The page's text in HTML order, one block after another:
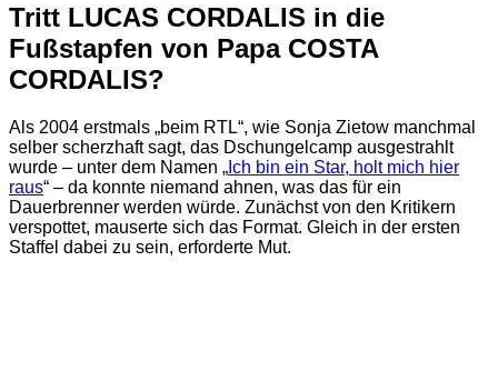
Tritt LUCAS CORDALIS in die
Fußstapfen von Papa COSTA
CORDALIS?
Als 2004 erstmals „beim RTL“, wie Sonja Zietow manchmal
selber scherzhaft sagt, das Dschungelcamp ausgestrahlt
wurde – unter dem Namen „ Ich bin ein Star, holt mich hier
raus“ – da konnte niemand ahnen, was das für ein
Dauerbrenner werden würde. Zunächst von den Kritikern
verspottet, mauserte sich das Format. Gleich in der ersten
Staffel dabei zu sein, erforderte Mut.